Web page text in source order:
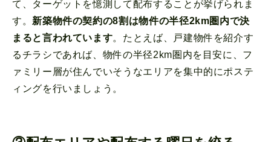
て、ターゲットを憶測して配布することが挙げられま
す。 新築物件の契約の8割は物件の半径2km圏内で決
まると言われています。たとえば、戸建物件を紹介す
るチラシであれば、物件の半径2km圏内を目安に、フ
ァミリー層が住んでいそうなエリアを集中的にポステ
ィングを行いましょう。